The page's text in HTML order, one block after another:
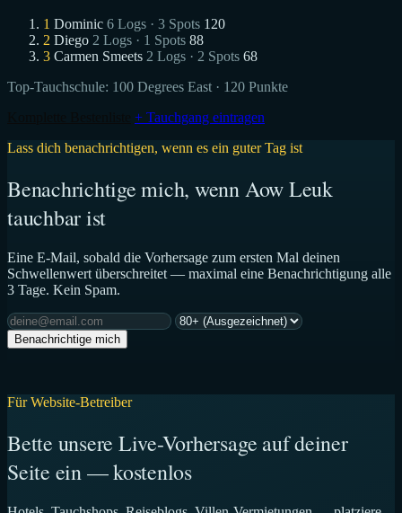
1 Dominic 6 Logs · 3 Spots 120
2 Diego 2 Logs · 1 Spots 88
3 Carmen Smeets 2 Logs · 2 Spots 68
Top-Tauchschule: 100 Degrees East · 120 Punkte
+ Tauchgang eintragen
Lass dich benachrichtigen, wenn es ein guter Tag ist
Benachrichtige mich, wenn Aow Leuk
tauchbar ist
Eine E-Mail, sobald die Vorhersage zum ersten Mal deinen
Schwellenwert überschreitet — maximal eine Benachrichtigung alle
3 Tage. Kein Spam.
Benachrichtige mich
Für Website-Betreiber
Bette unsere Live-Vorhersage auf deiner
Seite ein — kostenlos